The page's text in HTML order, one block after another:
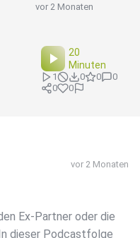
vor 2 Monaten
20
Minuten
1 0 0
0
0
0
vor 2 Monaten
Ex-Partner oder die
dieser Podcastfolge